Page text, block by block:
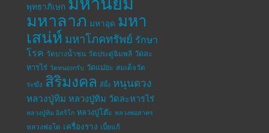
พุทธาภิเษก
มหาลาภ มหาอุด มหา
เสน่ห์ มหาโภคทรัพย์ รักษา
โรค วัดบางน้ำชน วัดประดู่ฉิมพลี วัดละ
หารไร่ วัดหนองกรับ วัดแม่ยะ สมเด็จวัด
ระฆัง สิริมงคล สีผึ้ง หนุนดวง
หลวงปู่ทิม หลวงปู่ทิม วัดละหารไร่
หลวงปู่ทิม อิสริโก หลวงปู่โต๊ะ หลวงพ่อสาคร
หลวงพ่อโต เครื่องราง เบี้ยแก้